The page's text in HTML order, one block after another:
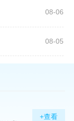
08-06
08-05
+查看